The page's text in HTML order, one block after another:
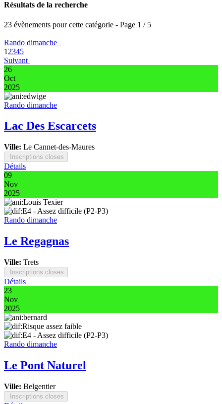
Résultats de la recherche
23 évènements pour cette catégorie - Page 1 / 5
Rando dimanche
1 2345
Suivant
26
Oct
2025
Rando dimanche
Lac Des Escarcets
Ville: Le Cannet-des-Maures
Inscriptions closes
Détails
09
Nov
2025
Rando dimanche
Le Regagnas
Ville: Trets
Inscriptions closes
Détails
23
Nov
2025
Rando dimanche
Le Pont Naturel
Ville: Belgentier
Inscriptions closes